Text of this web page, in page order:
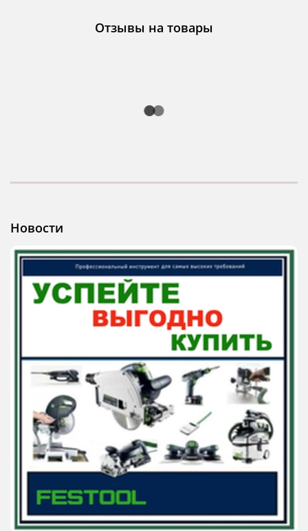
Отзывы на товары
Новости